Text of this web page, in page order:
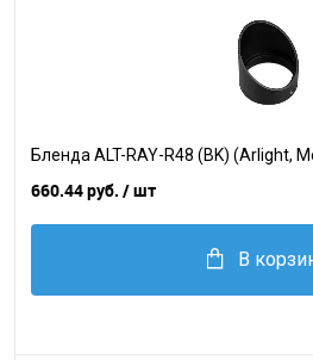
Бленда ALT-RAY-R48 (BK) (Arlight,
660.44 руб. / шт
В